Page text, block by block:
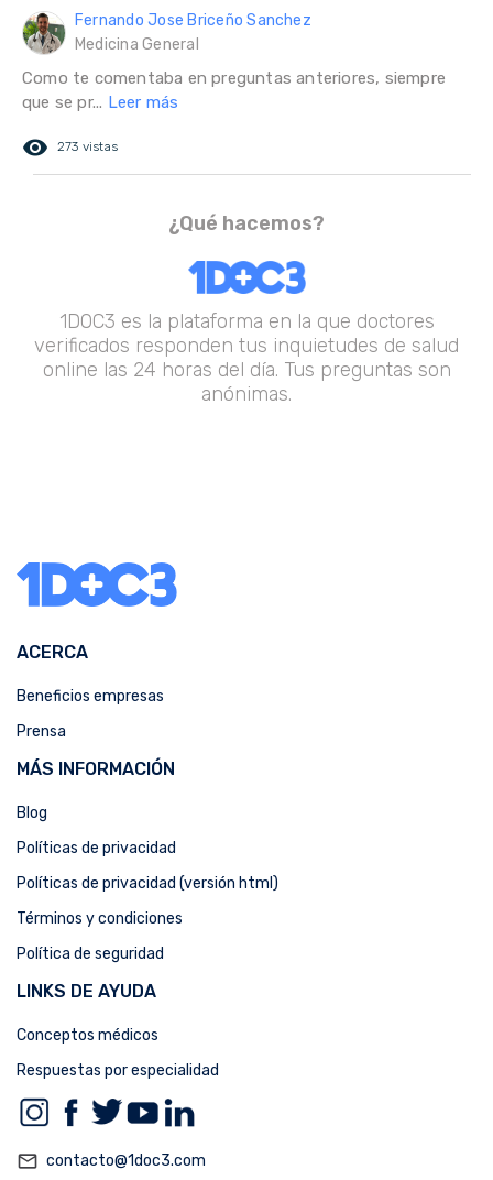
Fernando Jose Briceño Sanchez
Medicina General
Como te comentaba en preguntas anteriores, siempre
que se pr... Leer más
remove_red_eye 273 vistas
¿Qué hacemos?
1DOC3 es la plataforma en la que doctores
verificados responden tus inquietudes de salud
online las 24 horas del día. Tus preguntas son
anónimas.
ACERCA
Beneficios empresas
Prensa
MÁS INFORMACIÓN
Blog
Políticas de privacidad
Políticas de privacidad (versión html)
Términos y condiciones
Política de seguridad
LINKS DE AYUDA
Conceptos médicos
Respuestas por especialidad
mail_outline contacto@1doc3.com